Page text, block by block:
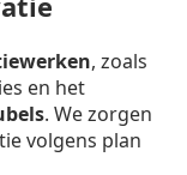
, zoals
en het
. We zorgen
volgens plan